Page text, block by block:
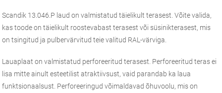
Scandik 13.046.P laud on valmistatud täielikult terasest. Võite valida,
kas toode on täielikult roostevabast terasest või süsinikterasest, mis
on tsingitud ja pulbervärvitud teie valitud RAL-värviga.
Lauaplaat on valmistatud perforeeritud terasest. Perforeeritud teras ei
lisa mitte ainult esteetilist atraktiivsust, vaid parandab ka laua
funktsionaalsust. Perforeeringud võimaldavad õhuvoolu, mis on